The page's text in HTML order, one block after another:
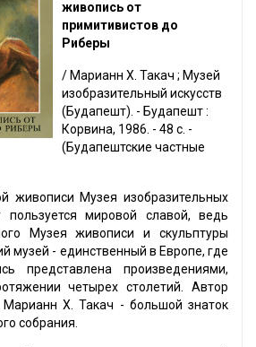
живопись от
примитивистов до
Риберы
/ Марианн Х. Такач ; Музей
изобразительный искусств
(Будапешт). - Будапешт :
Корвина, 1986. - 48 с. -
(Будапештские частные
живописи Музея изобразительных
пользуется мировой славой, ведь
Музея живописи и скульптуры
музей - единственный в Европе, где
представлена произведениями,
четырех столетий. Автор
Х. Такач - большой знаток
собрания.